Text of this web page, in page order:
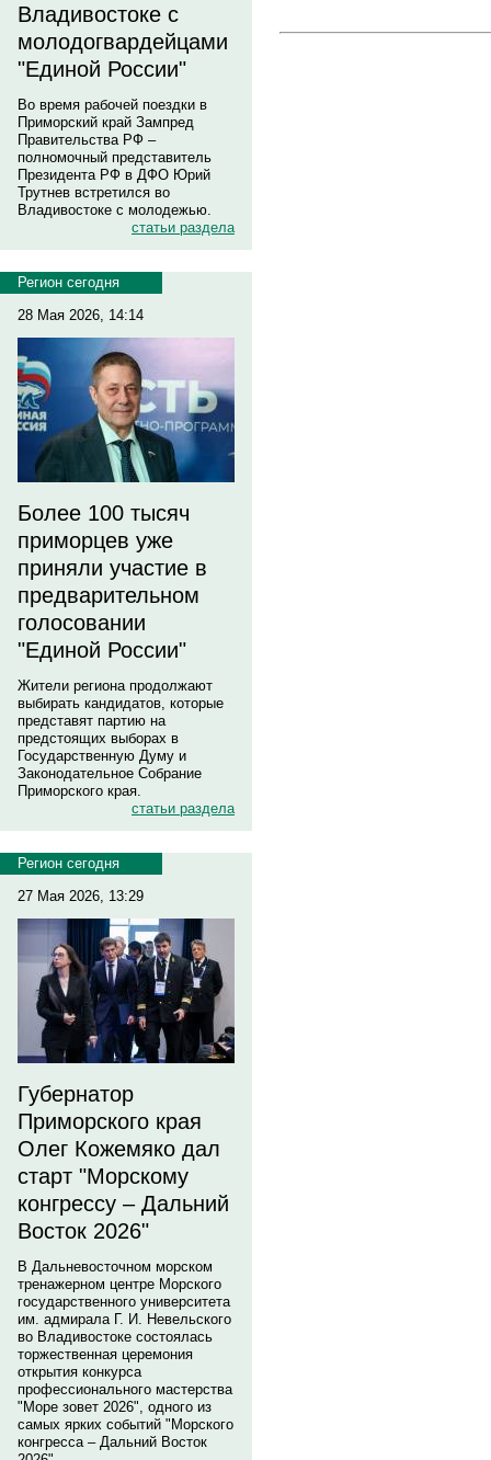
Владивостоке с
молодогвардейцами
"Единой России"
Во время рабочей поездки в
Приморский край Зампред
Правительства РФ –
полномочный представитель
Президента РФ в ДФО Юрий
Трутнев встретился во
Владивостоке с молодежью.
статьи раздела
Регион сегодня
28 Мая 2026, 14:14
Более 100 тысяч
приморцев уже
приняли участие в
предварительном
голосовании
"Единой России"
Жители региона продолжают
выбирать кандидатов, которые
представят партию на
предстоящих выборах в
Государственную Думу и
Законодательное Собрание
Приморского края.
статьи раздела
Регион сегодня
27 Мая 2026, 13:29
Губернатор
Приморского края
Олег Кожемяко дал
старт "Морскому
конгрессу – Дальний
Восток 2026"
В Дальневосточном морском
тренажерном центре Морского
государственного университета
им. адмирала Г. И. Невельского
во Владивостоке состоялась
торжественная церемония
открытия конкурса
профессионального мастерства
"Море зовет 2026", одного из
самых ярких событий "Морского
конгресса – Дальний Восток